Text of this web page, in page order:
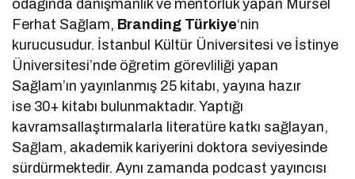
odağında danışmanlık ve mentorluk yapan Mürsel
Ferhat Sağlam, Branding Türkiye‘nin
kurucusudur. İstanbul Kültür Üniversitesi ve İstinye
Üniversitesi’nde öğretim görevliliği yapan
Sağlam’ın yayınlanmış 25 kitabı, yayına hazır
ise 30+ kitabı bulunmaktadır. Yaptığı
kavramsallaştırmalarla literatüre katkı sağlayan,
Sağlam, akademik kariyerini doktora seviyesinde
sürdürmektedir. Aynı zamanda podcast yayıncısı